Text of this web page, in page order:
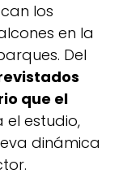
los
en la
Del
que el
el estudio,
dinámica